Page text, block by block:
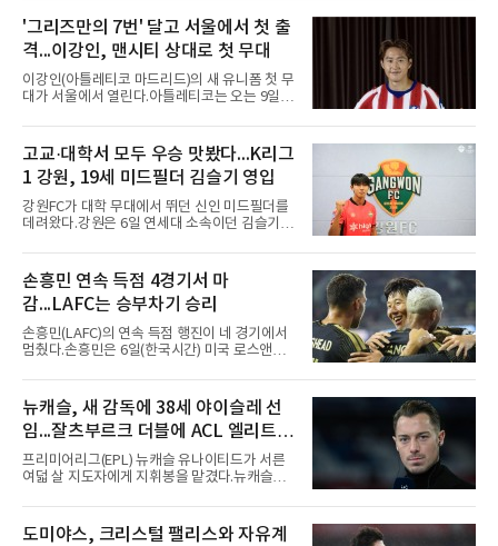
최고점을 받은 수비 장면에 준다.수상 장면은 지
난달 23일 서울 잠실구장에서 나왔다. NC가 7-5
로 앞선 8회말 1사 만루에서 김한별은 LG 트윈
스 오지환의 강한 타구에 몸을 날려 막아낸 뒤 유
격수 김주원에게 연결했다. 김주원이 1루수 블
레인에게 던지며 4-6-3 병살타가 완
'그리즈만의 7번' 달고 서울에서 첫 출
격...이강인, 맨시티 상대로 첫 무대
이강인(아틀레티코 마드리드)의 새 유니폼 첫 무
대가 서울에서 열린다.아틀레티코는 오는 9일
와 2026 쿠팡플레이 시리즈 친선 경기를 치른다.
구단 소집 명단에 이강인이 포함되면서 변수가
없는 한 그의 첫 출격은 서울이 된다.등번호부터
무게가 실렸다. 이강인은 첫 경기부터 7번을 단
다. 2010년대 팀의 전성기를 이끈 앙투안 그리즈
만이 달았던 번호다.합류 과정은 순탄치 않았다.
스페인으로 건너가려던 그는 병역 특례 행정 절
짧게 호흡을 맞춰 경기에 나선다.역할도 관심사
다. 유려한 탈압박과
고교·대학서 모두 우승 맛봤다...K리그
1 강원, 19세 미드필더 김슬기 영입
강원FC가 대학 무대에서 뛰던 신인 미드필더를
데려왔다.강원은 6일 연세대 소속이던 김슬기
조건을 갖췄다.이력은 우승으로 채워져 있다. 수
원고 시절 주축으로 활약하며 지난해 전국고등
리그와 추계전국고등대회 우승에 기여했고, 올
해 연세대 진학 후에는 춘계한산대첩기대학대회
정상에 올랐다. 2024년에는 17세 이하(U-17) 대
표팀 훈련에도 소집됐다.김슬기는 입단하게 돼
기쁘고 영광이라며 프로 무대에서도 성장해 팀
손흥민 연속 득점 4경기서 마
감...LAFC는 승부차기 승리
손흥민(LAFC)의 연속 득점 행진이 네 경기에서
멈췄다.손흥민은 6일(한국시간) 미국 로스앤젤
컵 리그 페이즈 1차전 치바스 과달라하라(멕시
코)전에 선발 출전했으나 공격포인트 없이 후반
41분 타일러 보이드와 교체됐다. 이날 골을 넣었
다면 공식전 5경기 연속 득점이었다. 다만 메이
저리그사커(MLS)에서 이어온 4경기 연속골 기
록은 유지된다.경기는 팽팽했다. 전반 38분 다비
드 마르티네스의 땅볼 크로스를 드니 부앙가가
으로 골대 오른쪽 하단을 찔러 균형을 맞췄다.승
뉴캐슬, 새 감독에 38세 야이슬레 선
임...잘츠부르크 더블에 ACL 엘리트 2
연패 경력
프리미어리그(EPL) 뉴캐슬 유나이티드가 서른
여덟 살 지도자에게 지휘봉을 맡겼다.뉴캐슬은
임을 발표했다. 그는 스페인 라망가에서 진행 중
인 프리시즌 캠프에 곧바로 합류했다. 구단은 유
도미야스, 크리스털 팰리스와 자유계